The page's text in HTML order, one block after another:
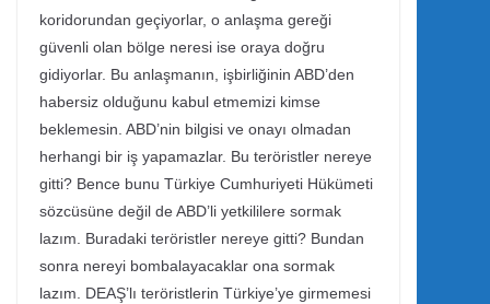
koridorundan geçiyorlar, o anlaşma gereği
güvenli olan bölge neresi ise oraya doğru
gidiyorlar. Bu anlaşmanın, işbirliğinin ABD’den
habersiz olduğunu kabul etmemizi kimse
beklemesin. ABD’nin bilgisi ve onayı olmadan
herhangi bir iş yapamazlar. Bu teröristler nereye
gitti? Bence bunu Türkiye Cumhuriyeti Hükümeti
sözcüsüne değil de ABD’li yetkililere sormak
lazım. Buradaki teröristler nereye gitti? Bundan
sonra nereyi bombalayacaklar ona sormak
lazım. DEAŞ’lı teröristlerin Türkiye’ye girmemesi